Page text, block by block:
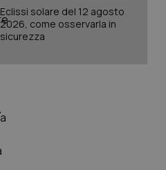
Eclissi solare del 12 agosto
2026, come osservarla in
sicurezza